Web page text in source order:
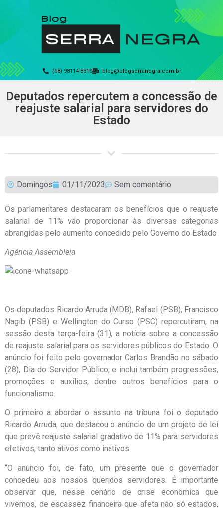
(98) 98114-8319 blog@blogserranegra.com.br
Deputados repercutem a concessão de
reajuste salarial para servidores do
Estado
Domingos 01/11/2023 Sem comentário
Os parlamentares destacaram os benefícios que o reajuste
salarial de 11% vão proporcionar às diversas categorias
abrangidas pelo aumento concedido pelo Governo do Estado
Agência Assembleia
Os deputados Ricardo Arruda (MDB), Rafael (PSB), Francisco
Nagib (PSB) e Wellington do Curso (PSC) repercutiram, na
sessão desta terça-feira (31), a notícia sobre a concessão
de reajuste salarial para os servidores públicos do Estado. O
anúncio foi feito pelo governador Carlos Brandão no sábado
(28), Dia do Servidor Público, e inclui também progressões,
promoções e auxílios, dentre outros benefícios para o
funcionalismo.
O primeiro a abordar o assunto na tribuna foi o deputado
Ricardo Arruda, que destacou o anúncio de um projeto de lei
que prevê reajuste salarial gradativo de 11% para servidores
efetivos, tanto ativos como inativos.
“O anúncio foi, de fato, um presente que o governador
concedeu aos nossos queridos servidores. É importante
observar que, nesse cenário de crise econômica que
vivemos, de escassez financeira que afeta não só estados,